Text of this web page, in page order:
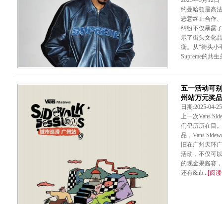
约曼哈顿最高
恶意终止合作
纠纷不仅暴露
示了街头文化
衡。从“街头小
Supreme的共
五一活动可
州站万元奖
日期:2025-
上一次Vans
们仍历历在目
品，Vans
旧在广州天环
活动，不仅可
的现金果酱赛
还有&nb... [阅